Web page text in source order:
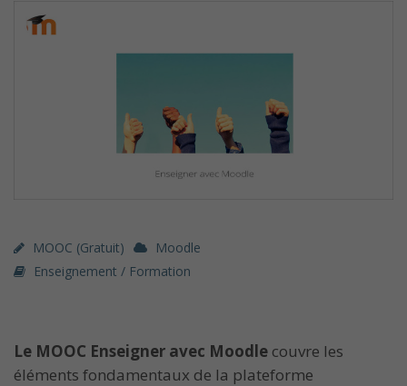
MOOC (gratuit)
Moodle
Enseignement / Formation
Le MOOC Enseigner avec Moodle couvre les
éléments fondamentaux de la plateforme